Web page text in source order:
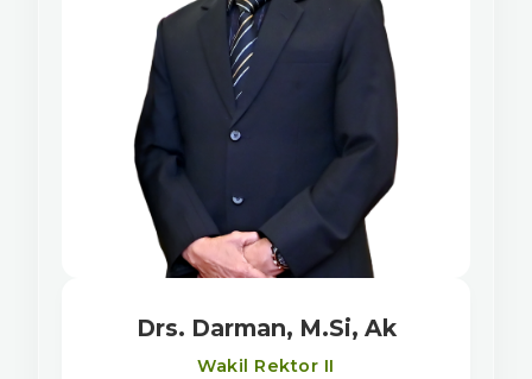
Drs. Darman, M.Si, Ak
Wakil Rektor II